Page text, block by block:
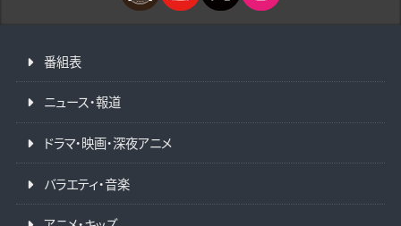
番組表
ニュース・報道
ドラマ・映画・深夜アニメ
バラエティ・音楽